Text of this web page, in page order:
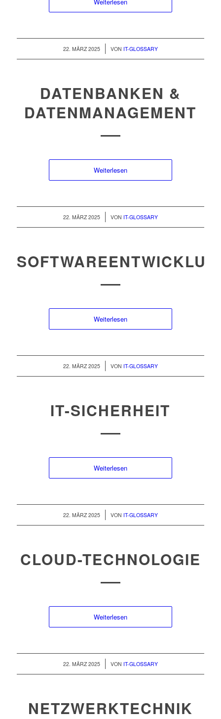
22. MÄRZ 2025
/ VON IT-GLOSSARY
DATENBANKEN &
DATENMANAGEMENT
Weiterlesen
22. MÄRZ 2025
/ VON IT-GLOSSARY
Weiterlesen
22. MÄRZ 2025
/ VON IT-GLOSSARY
IT-SICHERHEIT
Weiterlesen
22. MÄRZ 2025
/ VON IT-GLOSSARY
CLOUD-TECHNOLOGIE
Weiterlesen
22. MÄRZ 2025
/ VON IT-GLOSSARY
NETZWERKTECHNIK